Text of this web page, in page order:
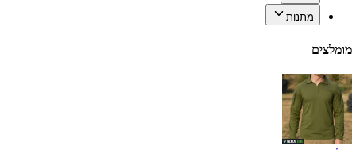
מתנות
מומלצים